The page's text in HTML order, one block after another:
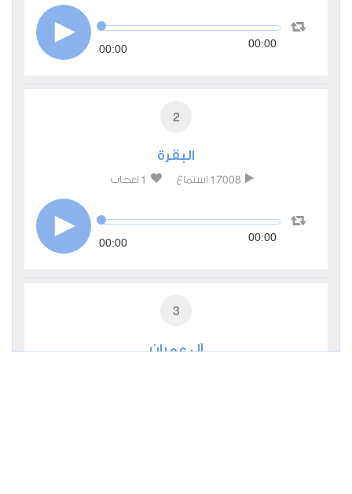
00:00 00:00
2
البقرة
17008 استماع 1 اعجاب
00:00 00:00
3
آل عمران